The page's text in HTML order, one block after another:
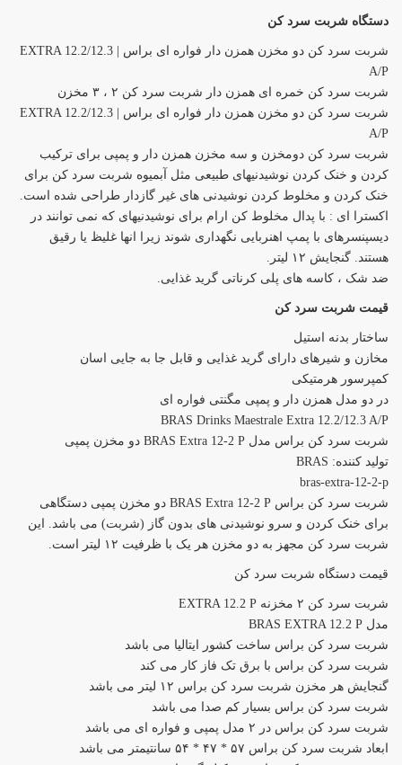
دستگاه شربت سرد کن
شربت سرد کن دو مخزن همزن دار فواره ای براس | EXTRA 12.2/12.3
A/P
شربت سرد کن خمره ای همزن دار شربت سرد کن ۲ ، ۳ مخزن
شربت سرد کن دو مخزن همزن دار فواره ای براس | EXTRA 12.2/12.3
A/P
شربت سرد کن دومخزن و سه مخزن همزن دار و پمپی برای ترکیب
کردن و خنک کردن نوشیدنیهای طبیعی مثل آبمیوه شربت سرد کن برای
خنک کردن و مخلوط کردن نوشیدنی های غیر گازدار طراحی شده است.
اکسترا ای : با پدال مخلوط کن ارام برای نوشیدنیهای که نمی توانند در
دیسپنسرهای با پمپ اهنربایی نگهداری شوند زیرا انها غلیظ یا رقیق
هستند. گنجایش ۱۲ لیتر.
ضد شک ، کاسه های پلی کرناتی گرید غذایی.
قیمت شربت سرد کن
ساختار بدنه استیل
مخازن و شیرهای دارای گرید غذایی و قابل جا به جایی اسان
کمپرسور هرمتیکی
در دو مدل همزن دار و پمپی مگنتی فواره ای
BRAS Drinks Maestrale Extra 12.2/12.3 A/P
شربت سرد کن براس مدل BRAS Extra 12-2 P دو مخزن پمپی
توليد کننده: BRAS
bras-extra-12-2-p
شربت سرد کن براس BRAS Extra 12-2 P دو مخزن پمپی دستگاهی
برای خنک کردن و سرو نوشیدنی های بدون گاز (شربت) می باشد. این
شربت سرد کن مجهز به دو مخزن هر یک با ظرفیت ۱۲ لیتر است.
قیمت دستگاه شربت سرد کن
شربت سرد کن ۲ مخزنه EXTRA 12.2 P
مدل BRAS EXTRA 12.2 P
شربت سرد کن براس ساخت کشور ایتالیا می باشد
شربت سرد کن براس با برق تک فاز کار می کند
گنجایش هر مخزن شربت سرد کن براس ۱۲ لیتر می باشد
شربت سرد کن براس بسیار کم صدا می باشد
شربت سرد کن براس در ۲ مدل پمپی و فواره ای می باشد
ابعاد شربت سرد کن براس ۵۷ * ۴۷ * ۵۴ سانتیمتر می باشد